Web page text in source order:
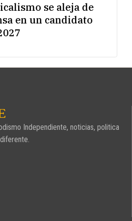
se aleja de
en un candidato
Independiente, noticias, politica